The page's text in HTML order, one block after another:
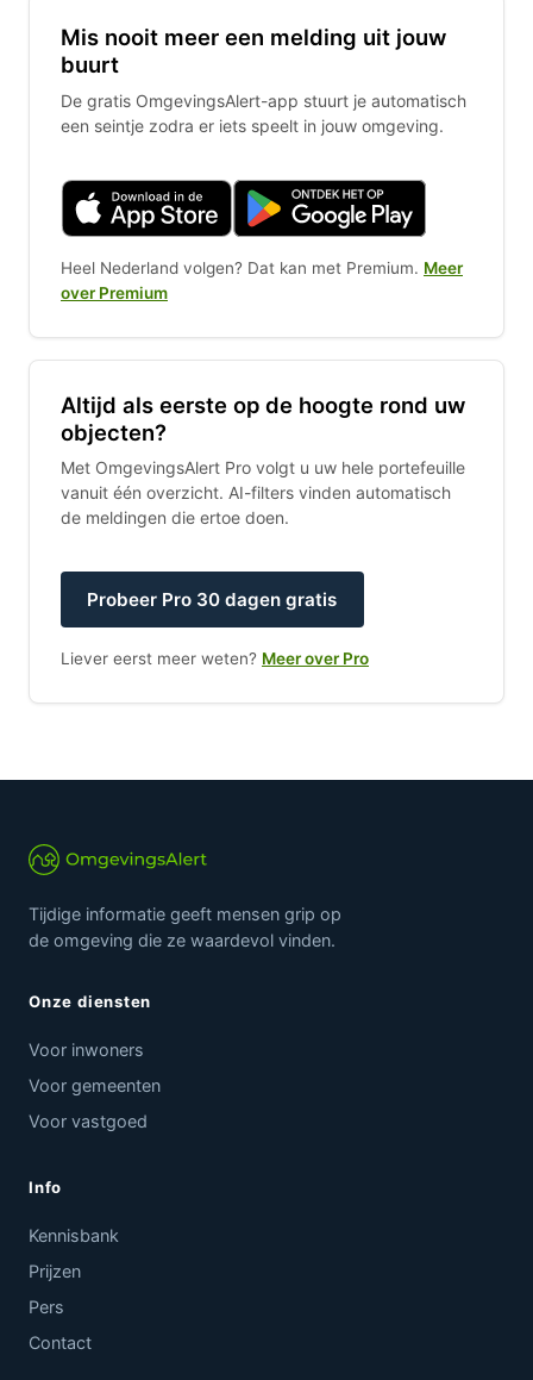
Mis nooit meer een melding uit jouw
buurt
De gratis OmgevingsAlert-app stuurt je automatisch
een seintje zodra er iets speelt in jouw omgeving.
Heel Nederland volgen? Dat kan met Premium. Meer
over Premium
Altijd als eerste op de hoogte rond uw
objecten?
Met OmgevingsAlert Pro volgt u uw hele portefeuille
vanuit één overzicht. AI-filters vinden automatisch
de meldingen die ertoe doen.
Probeer Pro 30 dagen gratis
Liever eerst meer weten? Meer over Pro
Tijdige informatie geeft mensen grip op
de omgeving die ze waardevol vinden.
Onze diensten
Voor inwoners
Voor gemeenten
Voor vastgoed
Info
Kennisbank
Prijzen
Pers
Contact